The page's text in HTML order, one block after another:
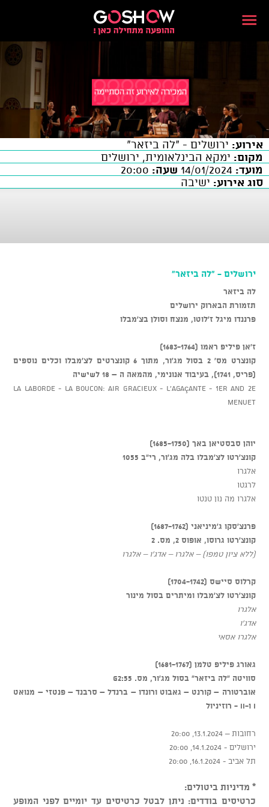
אירוע: ירושלים - "לה ביזאר"
מקום: ימקא הבינלאומית, ירושלים
מועד:
שעה:
סוג אירוע: ישיבה
ירושלים - "לה ביזאר"
לה ביזאר
תזמורת הבארוק ירושלים
פרננדו מיגל ז'לוטו, מנצח וסולן בצ'מבלו
ז'אן פיליפ ראמו (1683-1764)
קונצרט מס' 2 בסול מג'ור, מתוך 6 קונצרטים לצ'מבלו וכלים נוספים
(פריס, 1741), בעיבוד אנונימי, מהמאה ה – 18 לשישיה
La Laborde - La Boucon: Air Gracieux - L'Agaçante - 1er and 2e
Menuet
יוהן סבסטיאן באך (1685-1750)
קונצ'רטו לצ'מבלו בלה מג'ור, רי"ב 1055
אלגרו
לרגטו
אלגרו מה נון טנטו
פרנצ'סקו ג'מיניאני (1687-1762)
קונצ'רטו גרוסו, אופוס 2, מס. 2
(ללא ציון טמפו) – אלגרו – אדג'ו – אלגרו
קרלוס סיישס (1704-1742)
קונצ'רטו לצ'מבלו ומיתרים בסול מינור
אלגרו
אדג'ו
אלגרו אסאי
גאורג פיליפ טלמן (1681-1767)
סוויטה "לה ביזאר" בסול מג'ור, מס. 55:G2
אוברטורה – קורנט – גאבוט ורונדו – ברנדל – סרבנד – פנטזי – מנואט
I ו-II - רוזיניול
רחובות – 13.1.2024, 20:00
ירושלים - 14.1.2024, 20:00
תל אביב - 16.1.2024, 20:00
* מדיניות ביטולים:
כרטיסים בודדים: ניתן לבטל כרטיסים עד יומיים לפני המופע